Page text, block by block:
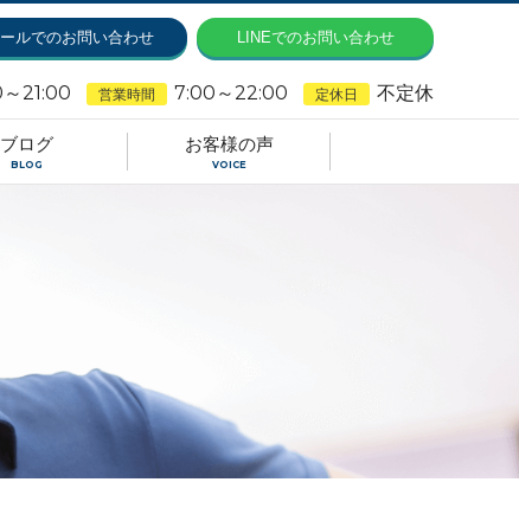
ールでのお問い合わせ LINEでのお問い合わせ
21:00 営業時間 7:00～22:00 定休日 不定休
ブログ
BLOG
お客様の声
VOICE